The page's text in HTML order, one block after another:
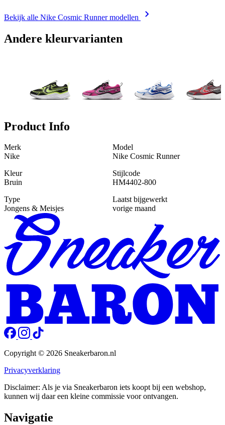
Bekijk alle Nike Cosmic Runner modellen
Andere kleurvarianten
Product Info
Merk
Nike
Model
Nike Cosmic Runner
Kleur
Bruin
Stijlcode
HM4402-800
Type
Jongens & Meisjes
Laatst bijgewerkt
vorige maand
Copyright © 2026 Sneakerbaron.nl
Privacyverklaring
Disclaimer: Als je via Sneakerbaron iets koopt bij een webshop,
kunnen wij daar een kleine commissie voor ontvangen.
Navigatie